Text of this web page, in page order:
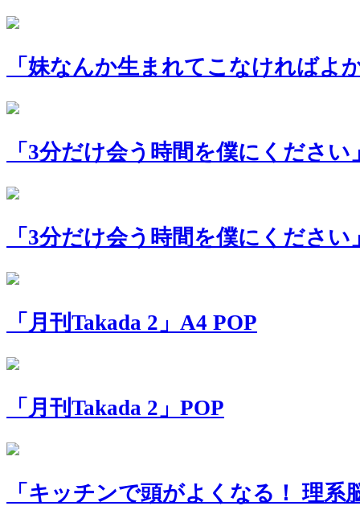
「妹なんか生まれてこなければよ
「3分だけ会う時間を僕にください
「3分だけ会う時間を僕にください
「月刊Takada 2」A4 POP
「月刊Takada 2」POP
「キッチンで頭がよくなる！ 理系